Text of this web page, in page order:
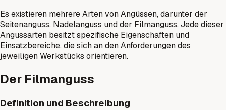
Es existieren mehrere Arten von Angüssen, darunter der
Seitenanguss, Nadelanguss und der Filmanguss. Jede dieser
Angussarten besitzt spezifische Eigenschaften und
Einsatzbereiche, die sich an den Anforderungen des
jeweiligen Werkstücks orientieren.
Der Filmanguss
Definition und Beschreibung